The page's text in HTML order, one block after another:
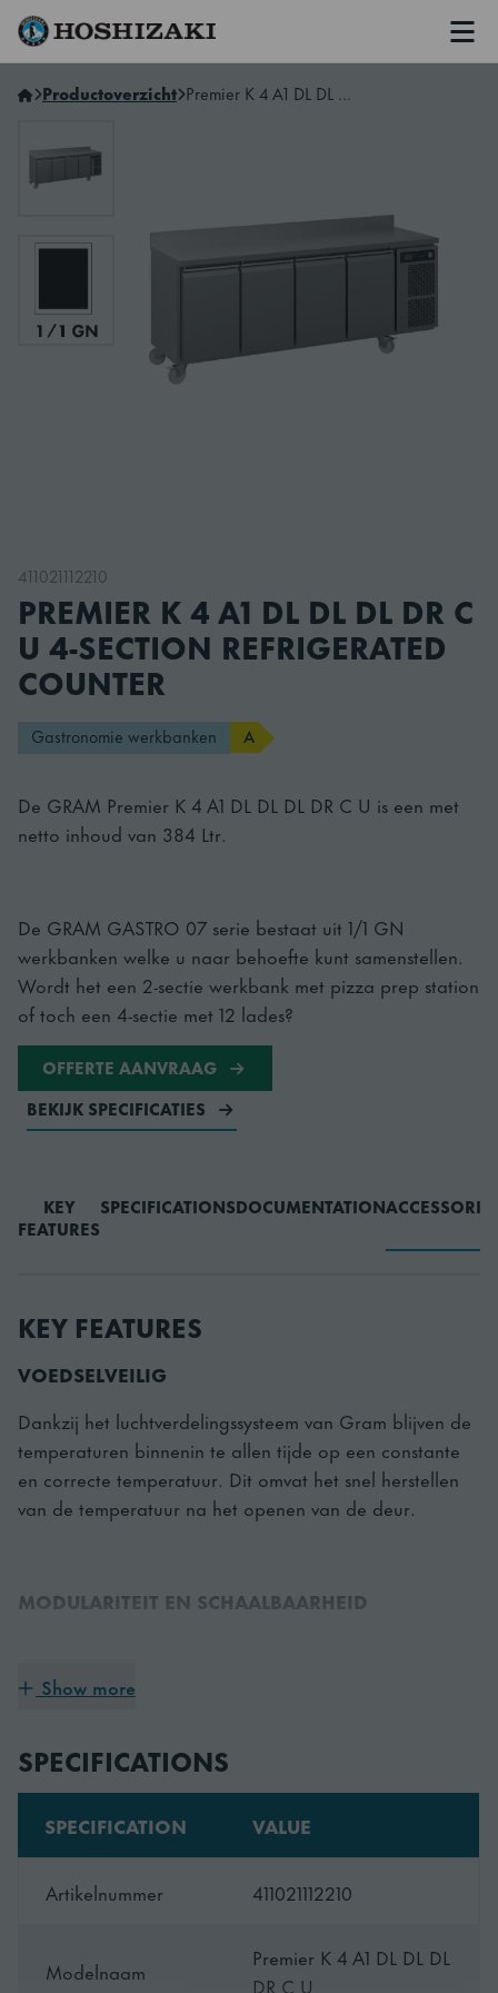
Hoshizaki Netherlands
Productoverzicht Premier K 4 A1 DL DL DL DR C U 4-Section Refrigerated Counter
411021112210
PREMIER K 4 A1 DL DL DL DR C
U 4-SECTION REFRIGERATED
COUNTER
Gastronomie werkbanken A
De GRAM Premier K 4 A1 DL DL DL DR C U is een met
netto inhoud van 384 Ltr.
De GRAM GASTRO 07 serie bestaat uit 1/1 GN
werkbanken welke u naar behoefte kunt samenstellen.
Wordt het een 2-sectie werkbank met pizza prep station
of toch een 4-sectie met 12 lades?
OFFERTE AANVRAAG
BEKIJK SPECIFICATIES
KEY
FEATURES
SPECIFICATIONSDOCUMENTATION
KEY FEATURES
VOEDSELVEILIG
Dankzij het luchtverdelingssysteem van Gram blijven de
temperaturen binnenin te allen tijde op een constante
en correcte temperatuur. Dit omvat het snel herstellen
van de temperatuur na het openen van de deur.
MODULARITEIT EN SCHAALBAARHEID
bouwen. Kies uw combinatie van werkblad, deuren en
lades, poten of zwenkwielen of elektrische verhoging,
EENVOUDIG IN ONDERHOUD
gemakkelijke toegang voor onderhoud en
te reinigen condensorfilters en deurrubbers.
Show more
SPECIFICATIONS
SPECIFICATION VALUE
Artikelnummer 411021112210
Modelnaam
Premier K 4 A1 DL DL DL
DR C U